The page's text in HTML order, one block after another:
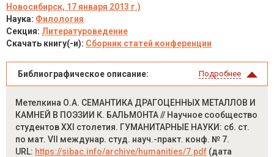
Новосибирск, 17 января 2013 г.)
Наука: Филология
Секция: Литературоведение
Скачать книгу(-и): Сборник статей конференции
Библиографическое описание: Подробнее
Метелкина О.А. СЕМАНТИКА ДРАГОЦЕННЫХ МЕТАЛЛОВ И
КАМНЕЙ В ПОЭЗИИ К. БАЛЬМОНТА // Научное сообщество
студентов XXI столетия. ГУМАНИТАРНЫЕ НАУКИ: сб. ст.
по мат. VII междунар. студ. науч.-практ. конф. № 7.
URL: https://sibac.info/archive/humanities/7.pdf (дата